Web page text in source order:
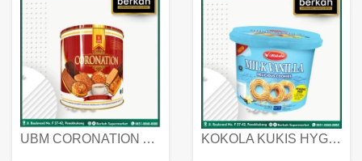
UBM CORONATION ASSORTED BISKUIT KALENG 450 GRAM KOKOLA KUKIS HYGIENIC MILK VANILLA PACK 320 GR